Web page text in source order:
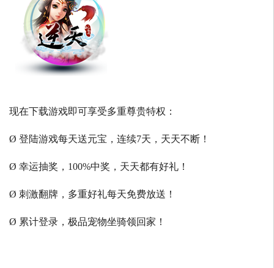
现在下载游戏即可享受多重尊贵特权：
Ø 登陆游戏每天送元宝，连续7天，天天不断！
Ø 幸运抽奖，100%中奖，天天都有好礼！
Ø 刺激翻牌，多重好礼每天免费放送！
Ø 累计登录，极品宠物坐骑领回家！